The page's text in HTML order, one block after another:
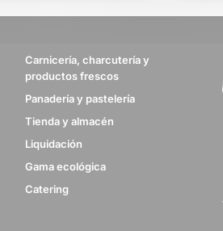
Carnicería, charcutería y
productos frescos
Panadería y pastelería
Tienda y almacén
Liquidación
Gama ecológica
Catering